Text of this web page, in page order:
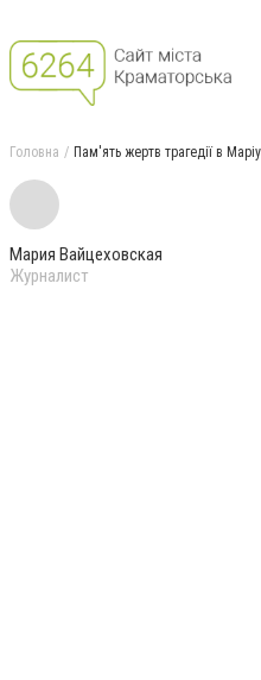
Головна Пам'ять жертв трагедії в
Мария Вайцеховская
Журналист